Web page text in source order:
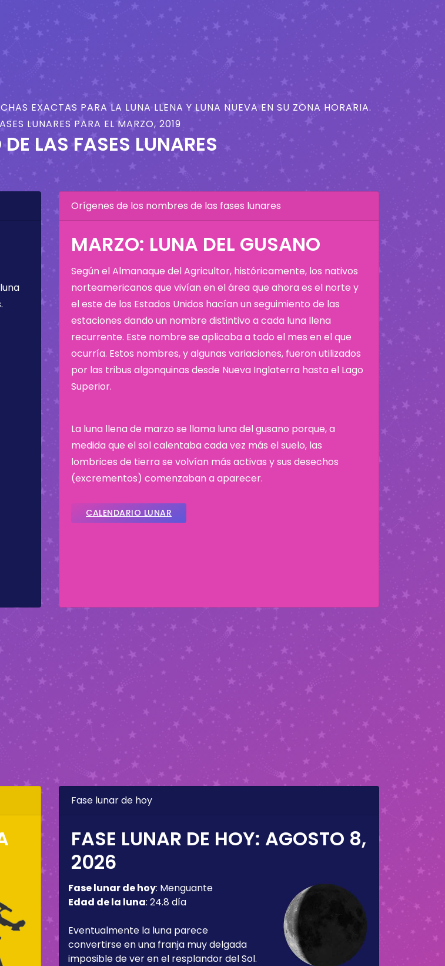
EXACTAS PARA LA LUNA LLENA Y LUNA NUEVA EN SU ZONA HORARIA.
LUNARES PARA EL MARZO, 2019
LAS FASES LUNARES
Orígenes de los nombres de las fases lunares
MARZO: LUNA DEL GUSANO
Según el Almanaque del Agricultor, históricamente, los nativos
norteamericanos que vivían en el área que ahora es el norte y
el este de los Estados Unidos hacían un seguimiento de las
estaciones dando un nombre distintivo a cada luna llena
recurrente. Este nombre se aplicaba a todo el mes en el que
ocurría. Estos nombres, y algunas variaciones, fueron utilizados
por las tribus algonquinas desde Nueva Inglaterra hasta el Lago
Superior.
La luna llena de marzo se llama luna del gusano porque, a
medida que el sol calentaba cada vez más el suelo, las
lombrices de tierra se volvían más activas y sus desechos
(excrementos) comenzaban a aparecer.
CALENDARIO LUNAR
Fase lunar de hoy
FASE LUNAR DE HOY: AGOSTO 8,
2026
Fase lunar de hoy: Menguante
Edad de la luna: 24.8 día
Eventualmente la luna parece
convertirse en una franja muy delgada
imposible de ver en el resplandor del Sol.